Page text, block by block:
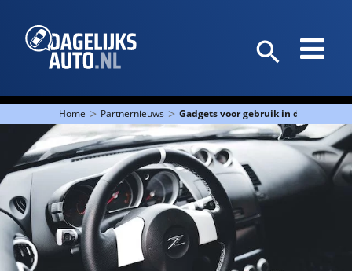
Home > Partnernieuws > Gadgets voor gebruik in de auto: